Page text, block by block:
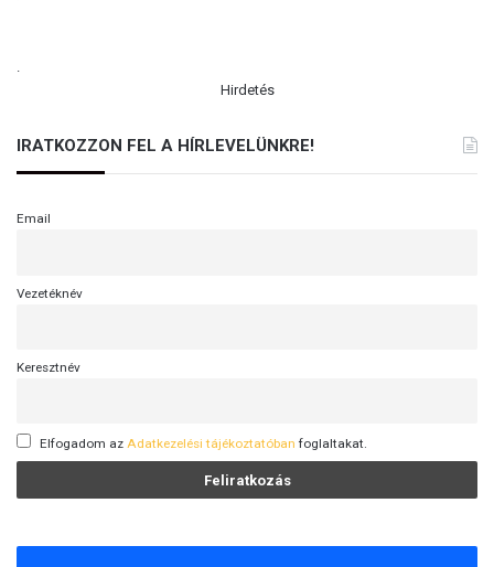
.
Hirdetés
IRATKOZZON FEL A HÍRLEVELÜNKRE!
Email
Vezetéknév
Keresztnév
Elfogadom az Adatkezelési tájékoztatóban foglaltakat.